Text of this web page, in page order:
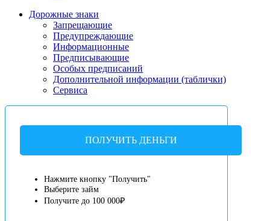
Дорожные знаки
Запрещающие
Предупреждающие
Информационные
Предписывающие
Особых предписаний
Дополнительной информации (таблички)
Сервиса
ПОЛУЧИТЬ ДЕНЬГИ
Нажмите кнопку "Получить"
Выберите займ
Получите до 100 000₽